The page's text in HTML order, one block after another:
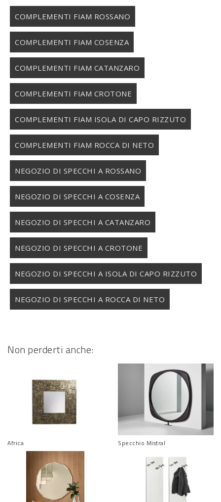
COMPLEMENTI FIAM ROSSANO
COMPLEMENTI FIAM COSENZA
COMPLEMENTI FIAM CATANZARO
COMPLEMENTI FIAM CROTONE
COMPLEMENTI FIAM ISOLA DI CAPO RIZZUTO
COMPLEMENTI FIAM ROCCA DI NETO
NEGOZIO DI SPECCHI A ROSSANO
NEGOZIO DI SPECCHI A COSENZA
NEGOZIO DI SPECCHI A CATANZARO
NEGOZIO DI SPECCHI A CROTONE
NEGOZIO DI SPECCHI A ISOLA DI CAPO RIZZUTO
NEGOZIO DI SPECCHI A ROCCA DI NETO
Non perderti anche:
Africa Specchio Mistral